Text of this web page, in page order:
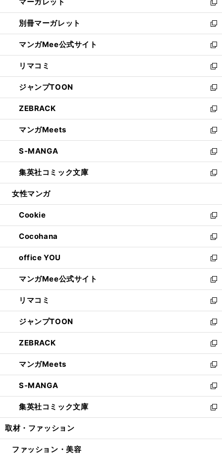
で
開
く
ド
ウ
で
開
く
い
ウ
ィ
ン
ド
ウ
で
開
く
マーガレット
新
し
い
ウ
ィ
ン
ド
ウ
で
開
く
別冊マーガレット
新
し
い
ウ
ィ
ン
ド
ウ
で
開
く
マンガMee公式サイト
新
し
い
ウ
ィ
ン
ド
ウ
で
開
く
リマコミ
新
し
い
ウ
ィ
ン
ド
ウ
で
開
く
ジャンプTOON
新
し
い
ウ
ィ
ン
ド
ウ
で
開
ZEBRACK
新
し
い
ウ
ィ
ン
ド
ウ
開
く
マンガMeets
新
し
い
ウ
ィ
ン
ウ
で
開
く
S-MANGA
新
し
い
ウ
ン
ド
ウ
で
開
く
集英社コミック文庫
新
し
ウ
ィ
ン
ド
ウ
で
開
く
女性マンガ
Cookie
新
し
い
ウ
ィ
ン
ド
ウ
で
開
く
Cocohana
新
し
い
ウ
ィ
ン
ド
ウ
で
開
く
office YOU
新
し
い
ウ
ィ
ン
ド
ウ
で
開
く
マンガMee公式サイト
新
し
い
ウ
ィ
ン
ド
ウ
で
開
く
リマコミ
新
し
い
ウ
ィ
ン
ド
ウ
で
開
く
ジャンプTOON
新
し
い
ウ
ィ
ン
ド
ウ
で
開
ZEBRACK
新
し
い
ウ
ィ
ン
ド
ウ
開
マンガMeets
新
し
い
ウ
ィ
ン
ウ
S-MANGA
新
し
い
ウ
ン
集英社コミック文庫
新
し
ウ
取材・ファッション
ファッション・美容